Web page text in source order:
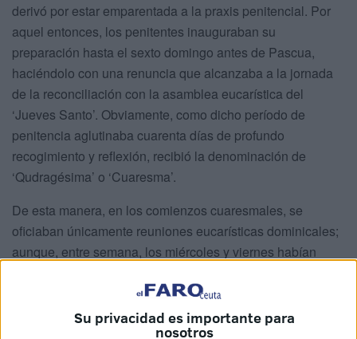
Su privacidad es importante para
nosotros
derivó por estar emparentada a la praxis penitencial. Por
aquel entonces, los penitentes inauguraban su
preparación hasta el sexto domingo antes de Pascua,
haciéndolo con una renuncia que alcanzaba a la jornada
de la reconciliación con la asamblea eucarística del
‘Jueves Santo’. Obviamente, como dicho período de
penitencia aglutinaba cuarenta días de profundo
recogimiento y reflexión, recibió la denominación de
‘Qudragésima’ o ‘Cuaresma’.
De esta manera, en los comienzos cuaresmales, se
oficiaban únicamente reuniones eucarísticas dominicales;
aunque, entre semana, los miércoles y viernes habían
lunes, miércoles y viernes, se celebraban las reuniones de